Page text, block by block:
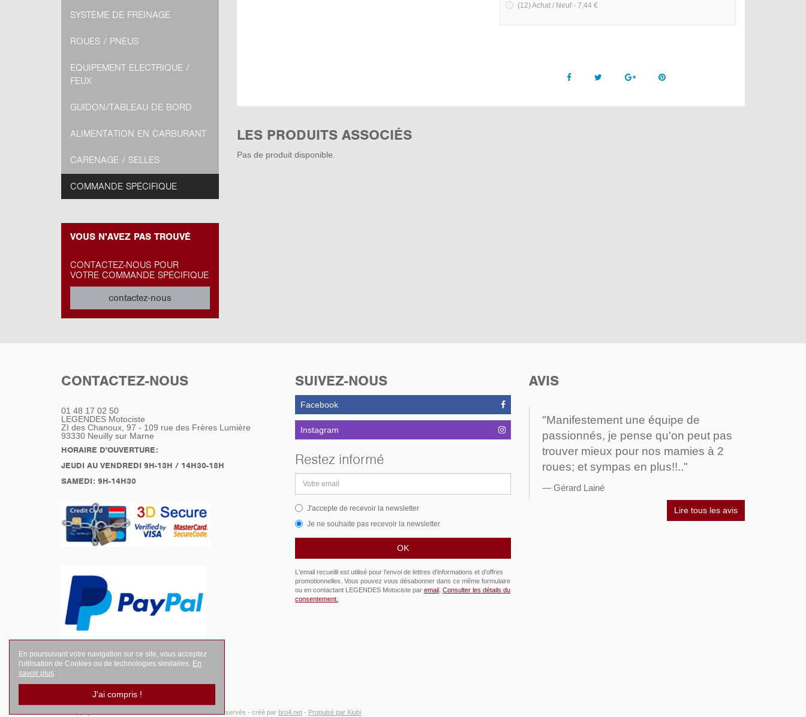
(12) Achat / Neuf - 7,44 €
Facebook Twitter Google +Pinterest
LES PRODUITS ASSOCIÉS
Pas de produit disponible.
SYSTÈME DE FREINAGE
ROUES / PNEUS
EQUIPEMENT ELECTRIQUE /
FEUX
GUIDON/TABLEAU DE BORD
ALIMENTATION EN CARBURANT
CARÉNAGE / SELLES
COMMANDE SPÉCIFIQUE
VOUS N'AVEZ PAS TROUVÉ
CONTACTEZ-NOUS POUR
VOTRE COMMANDE SPÉCIFIQUE
contactez-nous
CONTACTEZ-NOUS
01 48 17 02 50
LEGENDES Motociste
ZI des Chanoux, 97 - 109 rue des Frères Lumière
93330 Neuilly sur Marne
HORAIRE D'OUVERTURE:
JEUDI AU VENDREDI 9H-13H / 14H30-18H
SAMEDI: 9H-14H30
SUIVEZ-NOUS
Facebook
Instagram
Restez informé
email
J'accepte de recevoir la newsletter
Je ne souhaite pas recevoir la newsletter
L'email recueilli est utilisé pour l'envoi de lettres d'informations et d'offres
promotionnelles. Vous pouvez vous désabonner dans ce même formulaire
ou en contactant LEGENDES Motociste par email Consulter les détails du
consentement.
AVIS
"Manifestement une équipe de
passionnés, je pense qu'on peut pas
trouver mieux pour nos mamies à 2
roues; et sympas en plus!!.."
Gérard Lainé
Lire tous les avis
- Tous droits réservés - créé par bro4.net - Propulsé par Kiubi
En poursuivant votre navigation sur ce site, vous acceptez
l'utilisation de Cookies ou de technologies similaires. En
savoir plus
J'ai compris !